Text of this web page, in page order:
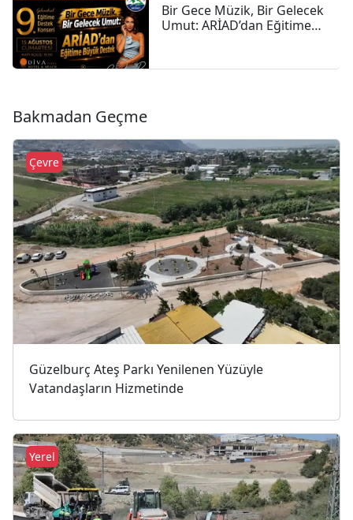
Bir Gece Müzik, Bir Gelecek
Umut: ARİAD’dan Eğitime
Bakmadan Geçme
Güzelburç Ateş Parkı Yenilenen Yüzüyle
Vatandaşların Hizmetinde
Çevre
Yerel